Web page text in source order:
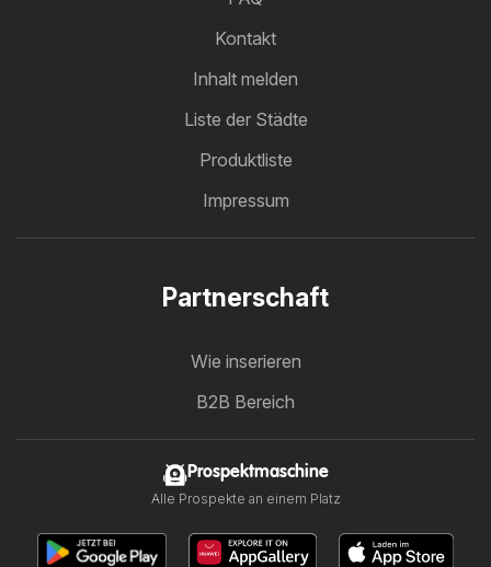
Kontakt
Inhalt melden
Liste der Städte
Produktliste
Impressum
Partnerschaft
Wie inserieren
B2B Bereich
Prospektmaschine
Alle Prospekte an einem Platz